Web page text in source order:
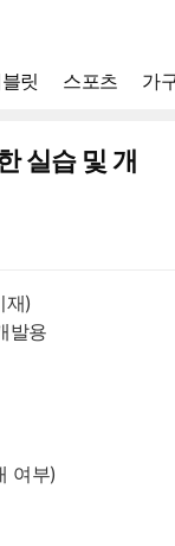
릿 스포츠 가
실습 및 개
재)
발용
여부)